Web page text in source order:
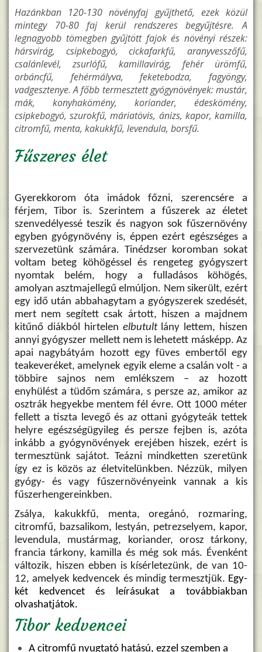
Hazánkban 120-130 növényfaj gyűjthető, ezek közül
mintegy 70-80 faj kerül rendszeres begyűjtésre. A
legnagyobb tömegben gyűjtött fajok és növényi részek:
hársvirág, csipkebogyó, cickafarkfű, aranyvesszőfű,
csalánlevél, zsurlófű, kamillavirág, fehér ürömfű,
orbáncfű, fehérmályva, feketebodza, fagyöngy,
vadgesztenye. A főbb termesztett gyógynövények: mustár,
mák, konyhakömény, koriander, édeskömény,
csipkebogyó, szurokfű, máriatövis, ánizs, kapor, kamilla,
citromfű, menta, kakukkfű, levendula, borsfű.
Fűszeres élet
Gyerekkorom óta imádok főzni, szerencsére a
férjem, Tibor is. Szerintem a fűszerek az életet
szenvedélyessé teszik és nagyon sok fűszernövény
egyben gyógynövény is, éppen ezért egészséges a
szervezetünk számára. Tinédzser koromban sokat
voltam beteg köhögéssel és rengeteg gyógyszert
nyomtak belém, hogy a fulladásos köhögés,
amolyan asztmajellegű elmúljon. Nem sikerült, ezért
egy idő után abbahagytam a gyógyszerek szedését,
mert nem segített csak ártott, hiszen a majdnem
kitűnő diákból hirtelen elbutultlány lettem, hiszen
annyi gyógyszer mellett nem is lehetett másképp. Az
apai nagybátyám hozott egy füves embertől egy
teakeveréket, amelynek egyik eleme a csalán volt - a
többire sajnos nem emlékszem – az hozott
enyhülést a tüdőm számára, s persze az, amikor az
osztrák hegyekbe mentem fél évre. Ott 1000 méter
fellett a tiszta levegő és az ottani gyógyteák tettek
helyre egészségügyileg és persze fejben is, azóta
inkább a gyógynövények erejében hiszek, ezért is
termesztünk sajátot. Teázni mindketten szeretünk
így ez is közös az életvitelünkben. Nézzük, milyen
gyógy- és vagy fűszernövényeink vannak a kis
fűszerhengereinkben.
Zsálya, kakukkfű, menta, oregánó, rozmaring,
citromfű, bazsalikom, lestyán, petrezselyem, kapor,
levendula, mustármag, koriander, orosz tárkony,
francia tárkony, kamilla és még sok más. Évenként
változik, hiszen ebben is kísérletezünk, de van 10-
12, amelyek kedvencek és mindig termesztjük. Egy-
két kedvencet és leírásukat a továbbiakban
olvashatjátok.
Tibor kedvencei
A citromfű nyugtató hatású, ezzel szemben a